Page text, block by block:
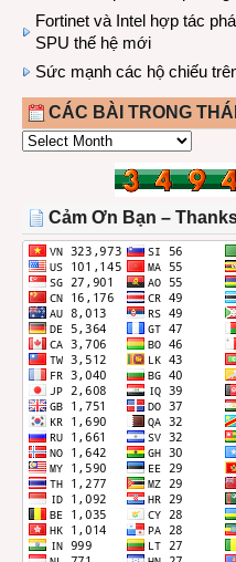
Fortinet và Intel hợp tác
SPU thế hệ mới
Sức mạnh các hộ chiếu
CÁC BÀI TRONG
CÁC
THÁNG
Cảm Ơn Bạn –